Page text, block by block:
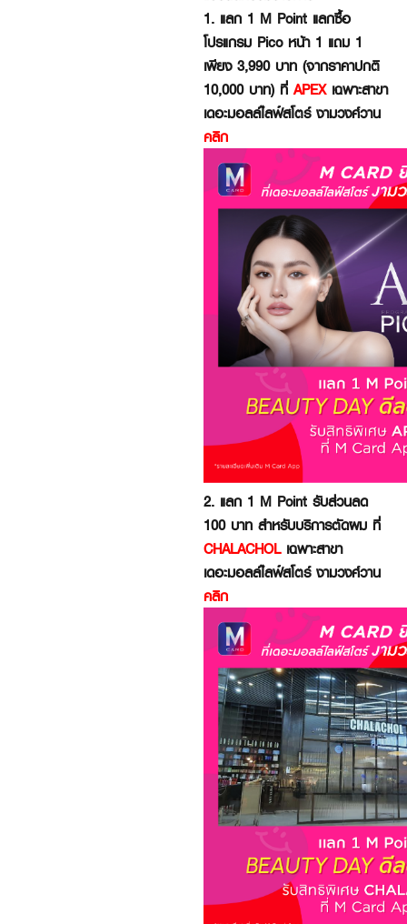
1. แลก 1 M Point แลกซื้อ
โปรแกรม Pico หน้า 1 แถม 1
เพียง 3,990 บาท (จากราคาปกติ
10,000 บาท) ที่APEXเฉพาะสาขา
เดอะมอลล์ไลฟ์สโตร์ งามวงศ์วาน
คลิก
2. แลก 1 M Point รับส่วนลด
100 บาท สำหรับบริการตัดผม ที่
CHALACHOLเฉพาะสาขา
เดอะมอลล์ไลฟ์สโตร์ งามวงศ์วาน
คลิก